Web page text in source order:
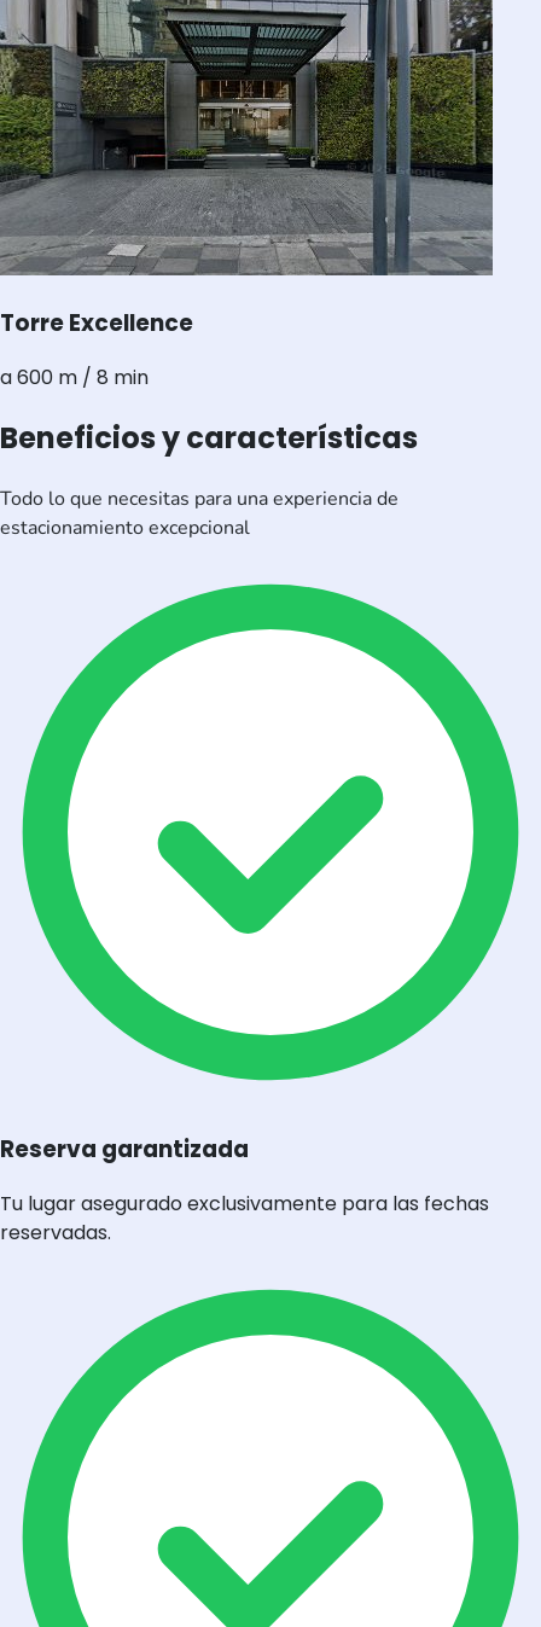
Torre Excellence
a 600 m / 8 min
Beneficios y características
Todo lo que necesitas para una experiencia de
estacionamiento excepcional
Reserva garantizada
Tu lugar asegurado exclusivamente para las fechas
reservadas.